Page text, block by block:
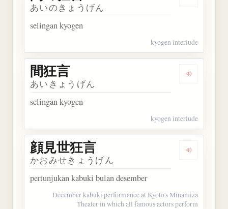
Dengarkan
あいのきょうげん
selingan kyogen
kyogen interlude
Dengarkan
間狂言
あいきょうげん
selingan kyogen
kyogen interlude
Dengarkan
顔見世狂言
かおみせきょうげん
pertunjukan kabuki bulan desember
December kabuki performance at Kyoto's Minamiza
Theater in which all famous actors perform